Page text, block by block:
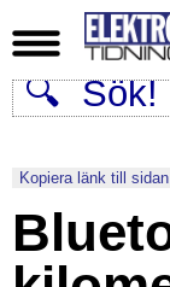
Kopiera länk till sidan